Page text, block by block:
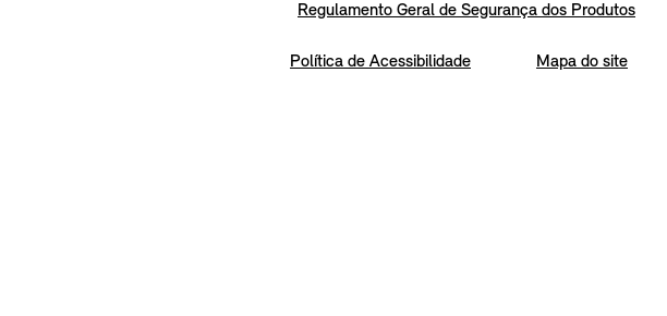
Regulamento Geral de Segurança dos Produtos
Política de Acessibilidade Mapa do site